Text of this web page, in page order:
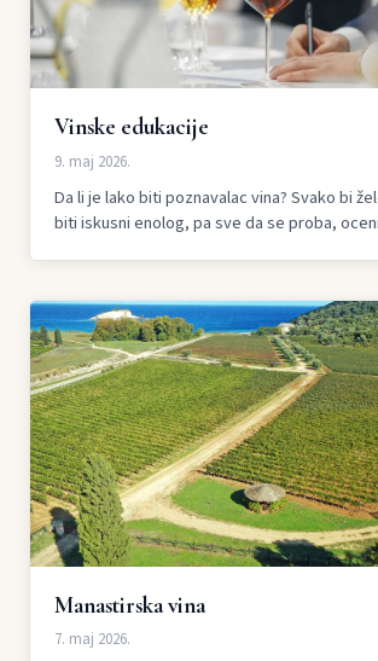
Vinske edukacije
9. maj 2026.
Da li je lako biti poznavalac vina? Svako bi
biti iskusni enolog, pa sve da se proba,
Manastirska vina
7. maj 2026.